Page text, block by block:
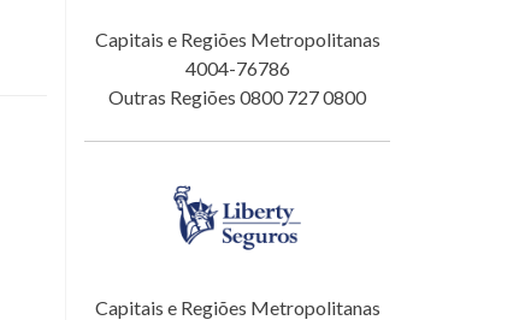
Capitais e Regiões Metropolitanas
4004-76786
Outras Regiões 0800 727 0800
Capitais e Regiões Metropolitanas